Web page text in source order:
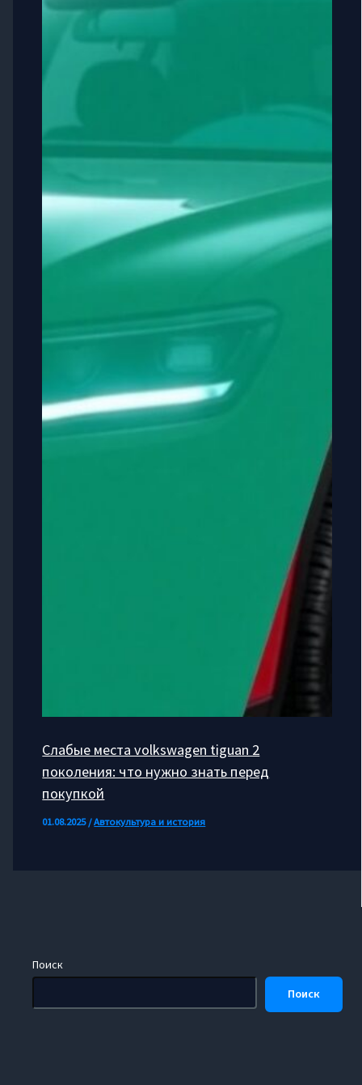
Поиск
Поиск
Слабые места volkswagen tiguan 2
поколения: что нужно знать перед
покупкой
01.08.2025/Автокультура и история